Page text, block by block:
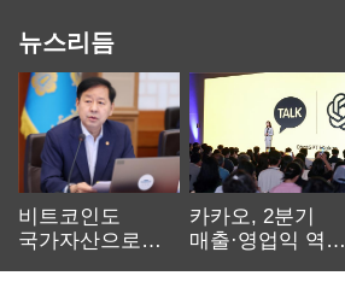
뉴스리듬
비트코인도
국가자산으로…'
카카오, 2분기
매출·영업익 역대